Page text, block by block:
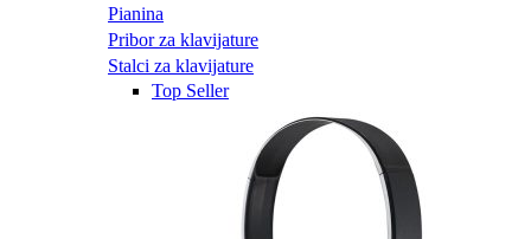
Pianina
Pribor za klavijature
Stalci za klavijature
Top Seller